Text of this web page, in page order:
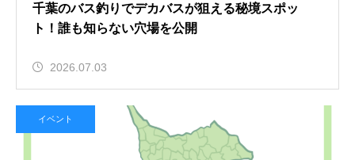
千葉のバス釣りでデカバスが狙える秘境スポッ
ト！誰も知らない穴場を公開
2026.07.03
イベント